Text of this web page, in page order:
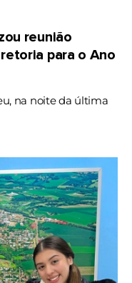
reunião
para o Ano
na noite da última